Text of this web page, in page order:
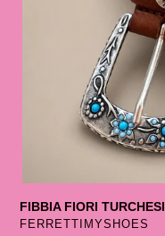
FIBBIA FIORI TURCHESI
SELLER
FERRETTIMYSHOES